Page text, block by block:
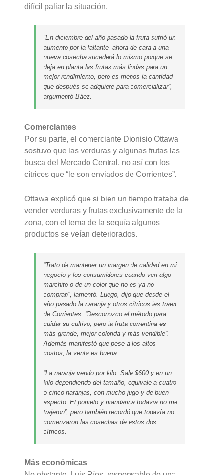
difícil paliar la situación.
“En diciembre del año pasado la fruta sufrió un
aumento por la faltante, ahora de cara a una
nueva cosecha sucederá lo mismo porque se
deja en planta las frutas más lindas para un
mejor rendimiento, pero es menos la cantidad
que después se adquiere para comercializar”,
argumentó Báez.
Comerciantes
Por su parte, el comerciante Dionisio Ottawa
sostuvo que las verduras y algunas frutas las
busca del Mercado Central, no así con los
cítricos que “le son enviados de Corrientes”.
Ottawa explicó que si bien un tiempo trataba de
vender verduras y frutas exclusivamente de la
zona, con el tema de la sequía algunos
productos se veían deteriorados.
“Trato de mantener un margen de calidad en mi
negocio y los consumidores cuando ven algo
marchito o de un color que no es ya no
compran”, lamentó. Luego, dijo que desde el
año pasado la naranja y otros cítricos les traen
de Corrientes. “Desconozco el método para
cuidar su cultivo, pero la fruta correntina es
más grande, mejor colorida y más vendible”.
Además manifestó que pese a los altos
costos, la venta es buena.
“La naranja vendo por kilo. Sale $600 y en un
kilo dependiendo del tamaño, equivale a cuatro
o cinco naranjas, con mucho jugo y de buen
aspecto. El pomelo y mandarina todavía no me
trajeron”, pero también recordó que todavía no
comenzaron las cosechas de estos dos
cítricos.
Más económicas